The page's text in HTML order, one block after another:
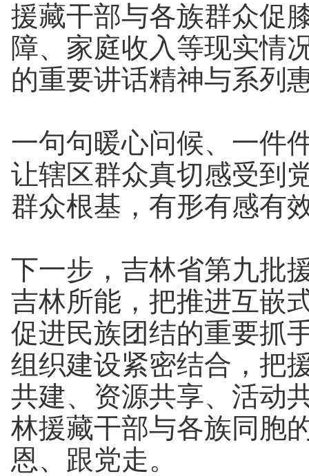
援藏干部与各族群众促
障、家庭收入等现实情
的重要讲话精神与系列
一句句暖心问候、一件
让辖区群众真切感受到
群众根基，有形有感有
下一步，吉林省第九批
吉林所能，把推进互嵌
促进民族团结的重要抓
组织建设紧密结合，把
共建、资源共享、活动
林援藏干部与各族同胞
恩、跟党走。